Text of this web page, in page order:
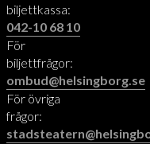
biljettkassa:
042-10 68 10
För
biljettfrågor:
ombud@helsingborg.se
För övriga
frågor: